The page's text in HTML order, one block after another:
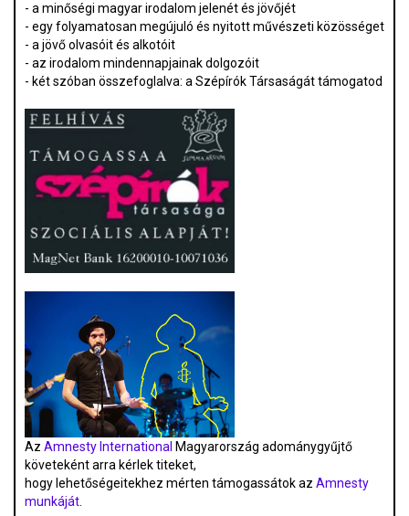
- a minőségi magyar irodalom jelenét és jövőjét
- egy folyamatosan megújuló és nyitott művészeti közösséget
- a jövő olvasóit és alkotóit
- az irodalom mindennapjainak dolgozóit
- két szóban összefoglalva: a Szépírók Társaságát támogatod
Az Amnesty International Magyarország adománygyűjtő
követeként arra kérlek titeket,
hogy lehetőségeitekhez mérten támogassátok az Amnesty
munkáját.